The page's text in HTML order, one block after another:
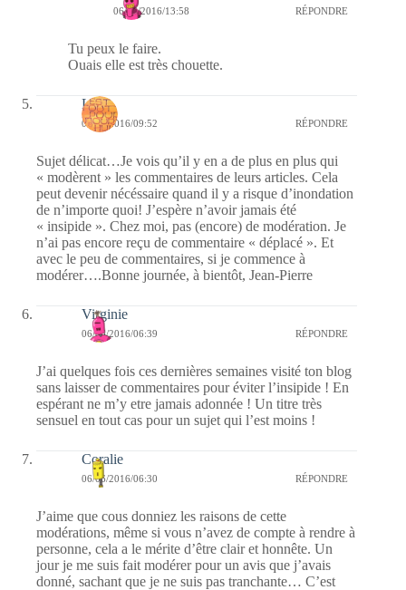
06/06/2016/13:58 RÉPONDRE
Tu peux le faire.
Ouais elle est très chouette.
Laret
06/06/2016/09:52 RÉPONDRE
Sujet délicat…Je vois qu’il y en a de plus en plus qui
« modèrent » les commentaires de leurs articles. Cela
peut devenir nécéssaire quand il y a risque d’inondation
de n’importe quoi! J’espère n’avoir jamais été
« insipide ». Chez moi, pas (encore) de modération. Je
n’ai pas encore reçu de commentaire « déplacé ». Et
avec le peu de commentaires, si je commence à
modérer….Bonne journée, à bientôt, Jean-Pierre
Virginie
06/06/2016/06:39 RÉPONDRE
J’ai quelques fois ces dernières semaines visité ton blog
sans laisser de commentaires pour éviter l’insipide ! En
espérant ne m’y etre jamais adonnée ! Un titre très
sensuel en tout cas pour un sujet qui l’est moins !
Coralie
06/06/2016/06:30 RÉPONDRE
J’aime que cous donniez les raisons de cette
modérations, même si vous n’avez de compte à rendre à
personne, cela a le mérite d’être clair et honnête. Un
jour je me suis fait modérer pour un avis que j’avais
donné, sachant que je ne suis pas tranchante… C’est